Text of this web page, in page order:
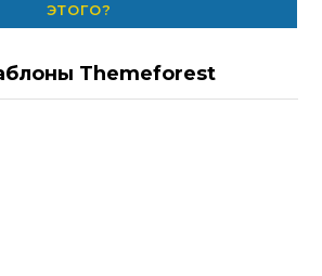
ЭТОГО?
Themeforest